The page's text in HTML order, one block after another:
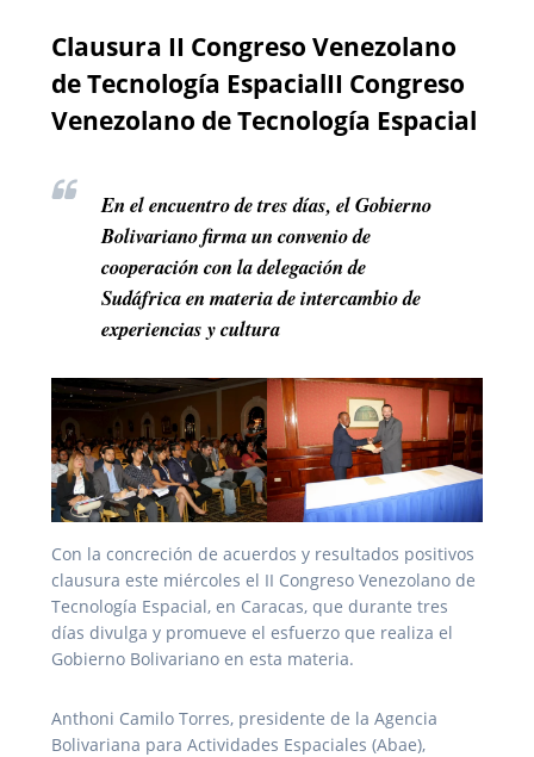
Clausura II Congreso Venezolano
de Tecnología EspacialII Congreso
Venezolano de Tecnología Espacial
En el encuentro de tres días, el Gobierno
Bolivariano firma un convenio de
cooperación con la delegación de
Sudáfrica en materia de intercambio de
experiencias y cultura
Con la concreción de acuerdos y resultados positivos
clausura este miércoles el II Congreso Venezolano de
Tecnología Espacial, en Caracas, que durante tres
días divulga y promueve el esfuerzo que realiza el
Gobierno Bolivariano en esta materia.
Anthoni Camilo Torres, presidente de la Agencia
Bolivariana para Actividades Espaciales (Abae),